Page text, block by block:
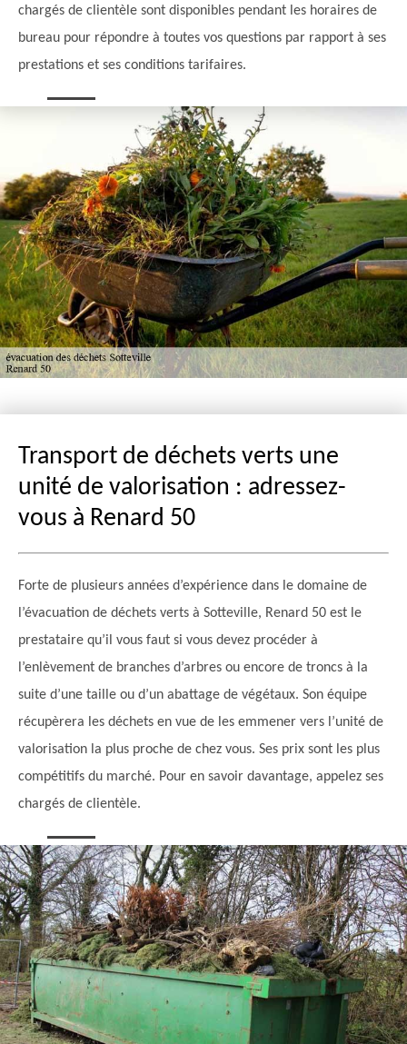
chargés de clientèle sont disponibles pendant les horaires de
bureau pour répondre à toutes vos questions par rapport à ses
prestations et ses conditions tarifaires.
Transport de déchets verts une
unité de valorisation : adressez-
vous à Renard 50
Forte de plusieurs années d’expérience dans le domaine de
l’évacuation de déchets verts à Sotteville, Renard 50 est le
prestataire qu’il vous faut si vous devez procéder à
l’enlèvement de branches d’arbres ou encore de troncs à la
suite d’une taille ou d’un abattage de végétaux. Son équipe
récupèrera les déchets en vue de les emmener vers l’unité de
valorisation la plus proche de chez vous. Ses prix sont les plus
compétitifs du marché. Pour en savoir davantage, appelez ses
chargés de clientèle.